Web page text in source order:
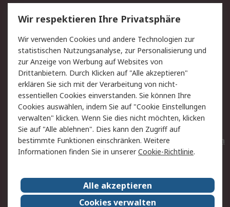
Service
Value Added Services
Lieferlösungen
Rücksendungen
Kontakt
Hilfe
Privatkunden
Rechtliches
AGB
Datenschutz
Cookie-Richtlinie
Zahlungsbedingungen
Copyright/Impressum
Entsorgung
Elektrogeräte/Batterien
RS weltweit
Karriere bei RS
Nachhaltigkeit
Wir respektieren Ihre Privatsphäre
Wir verwenden Cookies und andere Technologien zur
statistischen Nutzungsanalyse, zur Personalisierung und
zur Anzeige von Werbung auf Websites von
Drittanbietern. Durch Klicken auf "Alle akzeptieren"
erklären Sie sich mit der Verarbeitung von nicht-
essentiellen Cookies einverstanden. Sie können Ihre
Cookies auswählen, indem Sie auf "Cookie Einstellungen
verwalten" klicken. Wenn Sie dies nicht möchten, klicken
Sie auf "Alle ablehnen". Dies kann den Zugriff auf
bestimmte Funktionen einschränken. Weitere
Informationen finden Sie in unsererCookie-Richtlinie.
Alle akzeptieren
Cookies verwalten